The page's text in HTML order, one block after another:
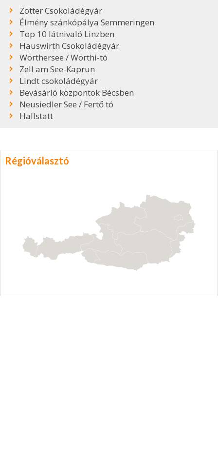
Zotter Csokoládégyár
Élmény szánkópálya Semmeringen
Top 10 látnivaló Linzben
Hauswirth Csokoládégyár
Wörthersee / Wörthi-tó
Zell am See-Kaprun
Lindt csokoládégyár
Bevásárló központok Bécsben
Neusiedler See / Fertő tó
Hallstatt
Régióválasztó